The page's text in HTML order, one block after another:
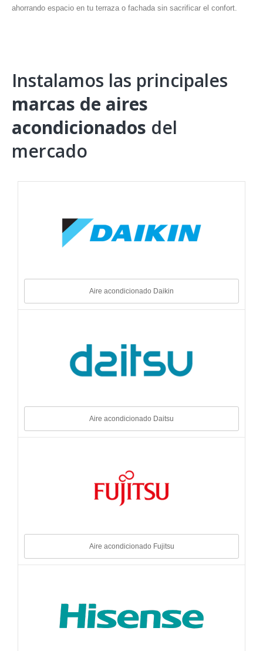
ahorrando espacio en tu terraza o fachada sin sacrificar el confort.
Instalamos las principales
marcas de aires
acondicionados del
mercado
Aire acondicionado Daikin
Aire acondicionado Daitsu
Aire acondicionado Fujitsu